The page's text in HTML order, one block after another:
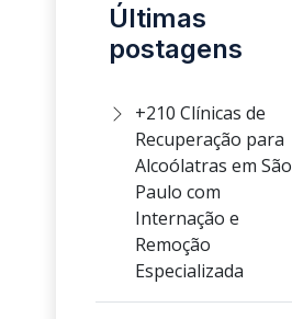
Últimas
postagens
+210 Clínicas de
Recuperação para
Alcoólatras em São
Paulo com
Internação e
Remoção
Especializada